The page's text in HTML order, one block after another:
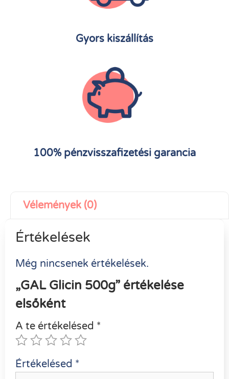
Gyors kiszállítás
100% pénzvisszafizetési garancia
Vélemények (0)
Értékelések
Még nincsenek értékelések.
„GAL Glicin 500g” értékelése
elsőként
A te értékelésed *
Értékelésed *